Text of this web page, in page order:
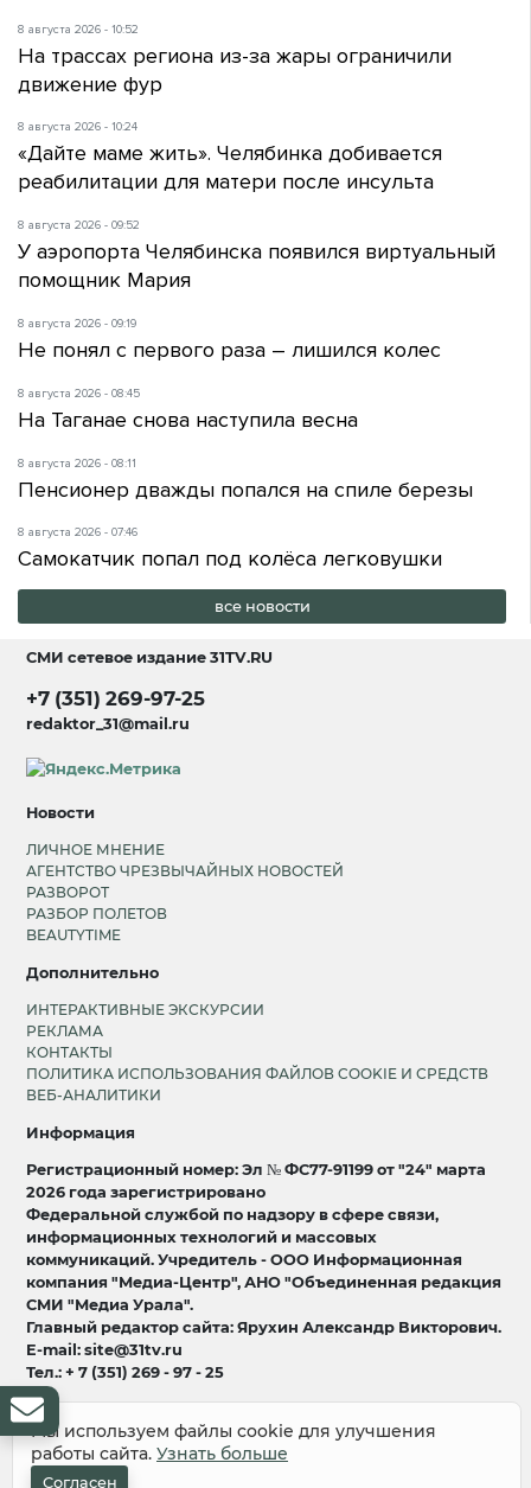
8 августа 2026 - 10:52
На трассах региона из-за жары ограничили
движение фур
8 августа 2026 - 10:24
«Дайте маме жить». Челябинка добивается
реабилитации для матери после инсульта
8 августа 2026 - 09:52
У аэропорта Челябинска появился виртуальный
помощник Мария
8 августа 2026 - 09:19
Не понял с первого раза – лишился колес
8 августа 2026 - 08:45
На Таганае снова наступила весна
8 августа 2026 - 08:11
Пенсионер дважды попался на спиле березы
8 августа 2026 - 07:46
Самокатчик попал под колёса легковушки
все новости
СМИ сетевое издание31TV.RU
+7 (351) 269-97-25
redaktor_31@mail.ru
Новости
ЛИЧНОЕ МНЕНИЕ
АГЕНТСТВО ЧРЕЗВЫЧАЙНЫХ НОВОСТЕЙ
РАЗВОРОТ
РАЗБОР ПОЛЕТОВ
BEAUTYTIME
Дополнительно
ИНТЕРАКТИВНЫЕ ЭКСКУРСИИ
РЕКЛАМА
КОНТАКТЫ
ПОЛИТИКА ИСПОЛЬЗОВАНИЯ ФАЙЛОВ COOKIE И СРЕДСТВ
ВЕБ-АНАЛИТИКИ
Информация
Регистрационный номер: Эл № ФС77-91199 от "24" марта
2026 года зарегистрировано
Федеральной службой по надзору в сфере связи,
информационных технологий и массовых
коммуникаций. Учредитель - ООО Информационная
компания "Медиа-Центр", АНО "Объединенная редакция
СМИ "Медиа Урала".
Главный редактор сайта: Ярухин Александр Викторович.
E-mail: site@31tv.ru
Тел.: + 7 (351) 269 - 97 - 25
18+
© 2008-2026 Все права защищены
разработка и продвижение:
Мы используем файлы cookie для улучшения
работы сайта. Узнать больше
Согласен